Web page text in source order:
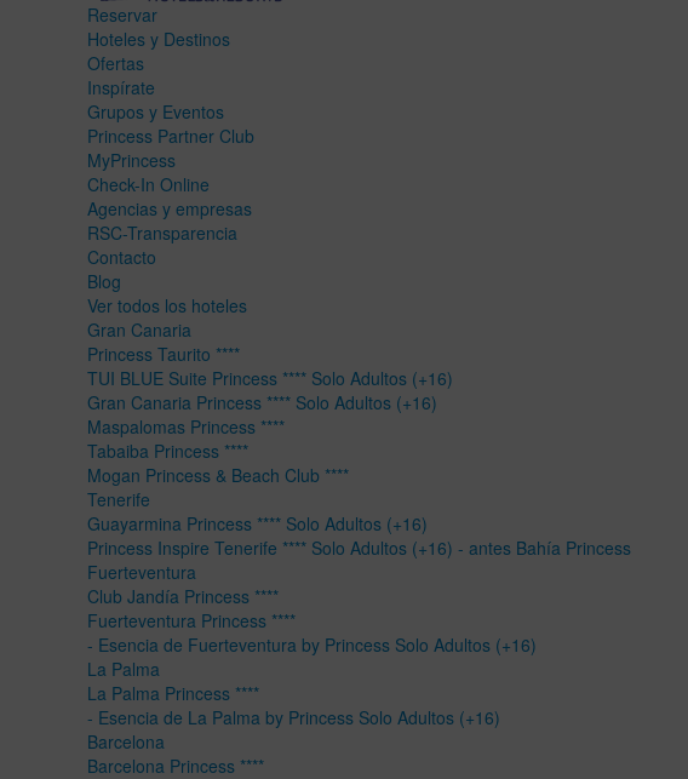
Reservar
Hoteles y Destinos
Ofertas
Inspírate
Grupos y Eventos
Princess Partner Club
MyPrincess
Check-In Online
Agencias y empresas
RSC-Transparencia
Contacto
Blog
Ver todos los hoteles
Gran Canaria
Princess Taurito ****
TUI BLUE Suite Princess **** Solo Adultos (+16)
Gran Canaria Princess **** Solo Adultos (+16)
Maspalomas Princess ****
Tabaiba Princess ****
Mogan Princess & Beach Club ****
Tenerife
Guayarmina Princess **** Solo Adultos (+16)
Princess Inspire Tenerife **** Solo Adultos (+16) - antes Bahía Princess
Fuerteventura
Club Jandía Princess ****
Fuerteventura Princess ****
- Esencia de Fuerteventura by Princess Solo Adultos (+16)
La Palma
La Palma Princess ****
- Esencia de La Palma by Princess Solo Adultos (+16)
Barcelona
Barcelona Princess ****